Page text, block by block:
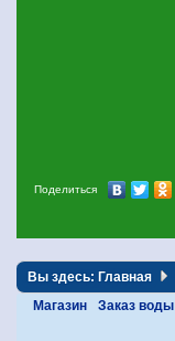
Поделиться
Вы здесь: Главная
Магазин
Заказ воды